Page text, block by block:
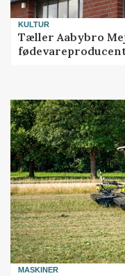
KULTUR
Tæller Aabybro
MASKINER